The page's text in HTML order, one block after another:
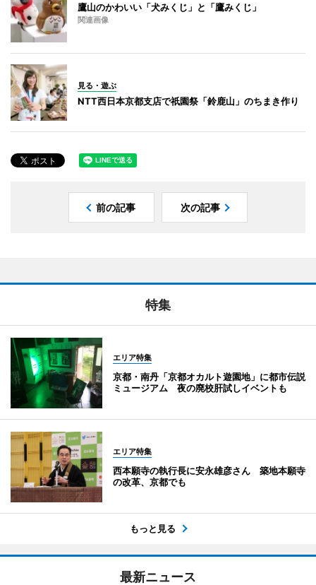
鷹山のかわいい「犬みくじ」と「鷹みくじ」
関連画像
見る・遊ぶ
NTT西日本京都支店で祇園祭「鈴鹿山」のちまき作り
前の記事 次の記事
特集
エリア特集
京都・南丹「京都オカルト遊園地」に都市伝説
ミュージアム 夜の廃校肝試しイベントも
エリア特集
西本願寺の執行長に安永雄彦さん 築地本願寺
の改革、京都でも
もっと見る
最新ニュース